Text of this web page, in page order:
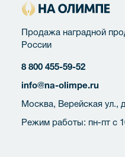
Продажа наградной
России
8 800 455-59-52
info@na-olimpe.ru
Москва, Верейская ул.,
Режим работы: пн-пт с